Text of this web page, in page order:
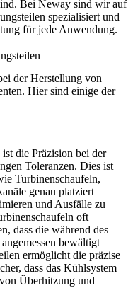
Bei Neway sind wir auf
spezialisiert und
für jede Anwendung.
der Herstellung von
Hier sind einige der
die Präzision bei der
Toleranzen. Dies ist
Turbinenschaufeln,
genau platziert
und Ausfälle zu
oft
dass die während des
bewältigt
ermöglicht die präzise
dass das Kühlsystem
Überhitzung und